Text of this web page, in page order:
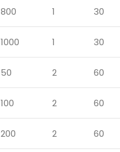
800 1 30
1000 1 30
50 2 60
100 2 60
200 2 60